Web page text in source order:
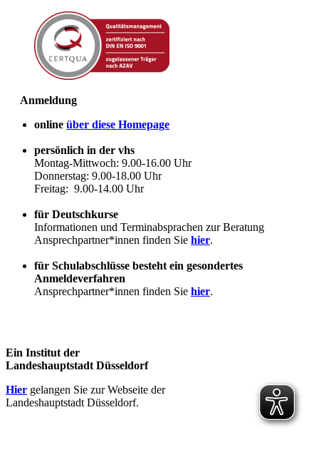
Anmeldung
online über diese Homepage
persönlich in der vhs
Montag-Mittwoch: 9.00-16.00 Uhr
Donnerstag: 9.00-18.00 Uhr
Freitag: 9.00-14.00 Uhr
für Deutschkurse
Informationen und Terminabsprachen zur Beratung
Ansprechpartner*innen finden Sie hier.
für Schulabschlüsse besteht ein gesondertes
Anmeldeverfahren
Ansprechpartner*innen finden Sie hier.
Ein Institut der
Landeshauptstadt Düsseldorf
Hier gelangen Sie zur Webseite der
Landeshauptstadt Düsseldorf.